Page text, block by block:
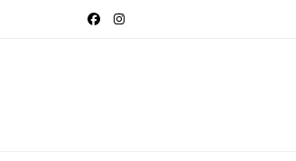
FacebookInstagram